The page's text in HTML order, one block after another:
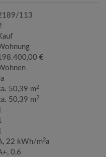
113
€
50,39 m2
50,39 m2
22 kWh/m2a
0,6